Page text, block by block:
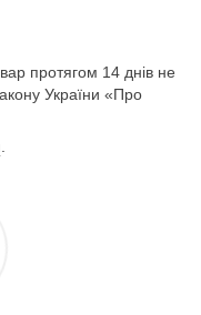
протягом 14 днів не
України «Про
.